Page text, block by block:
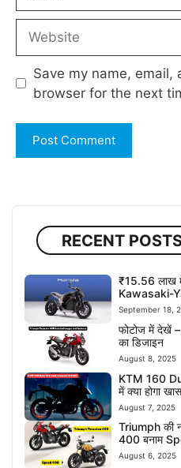
Save my name, email,
browser for the next
RECENT
₹15.56 लाख
Kawasaki-
September 18,
फोटोज में देखें
का डिजाइन
August 8, 2025
KTM 160
में क्या होगा
August 7, 2025
Triumph की
400 बनाम
August 6, 2025